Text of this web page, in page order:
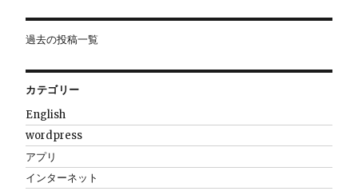
過去の投稿一覧
カテゴリー
English
wordpress
アプリ
インターネット